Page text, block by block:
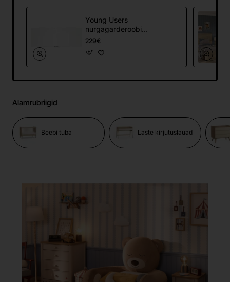
Young Users
nurgagarderoobi
ülemine seade
229€
Alamrubriigid
Beebi tuba Laste kirjutuslauad